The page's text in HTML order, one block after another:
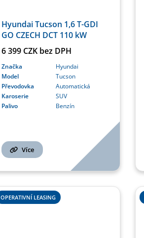
Hyundai Tucson 1,6 T-GDI
GO CZECH DCT 110 kW
6 399 CZK bez DPH
Značka
Hyundai
Model
Tucson
Převodovka
Automatická
Karoserie
SUV
Palivo
Benzín
Více
OPERATIVNÍ LEASING